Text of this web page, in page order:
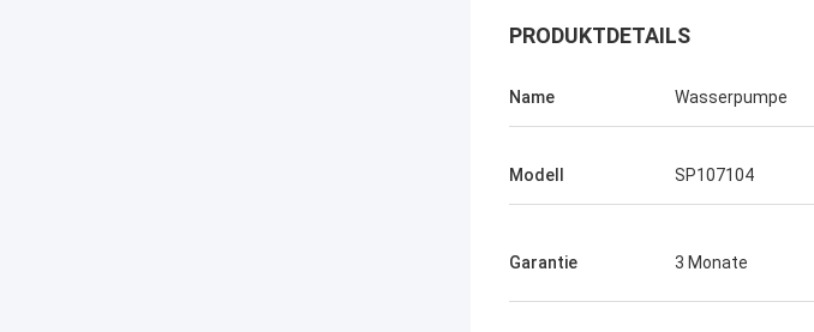
PRODUKTDETAILS
Name Wasserpumpe
Modell SP107104
Garantie 3 Monate